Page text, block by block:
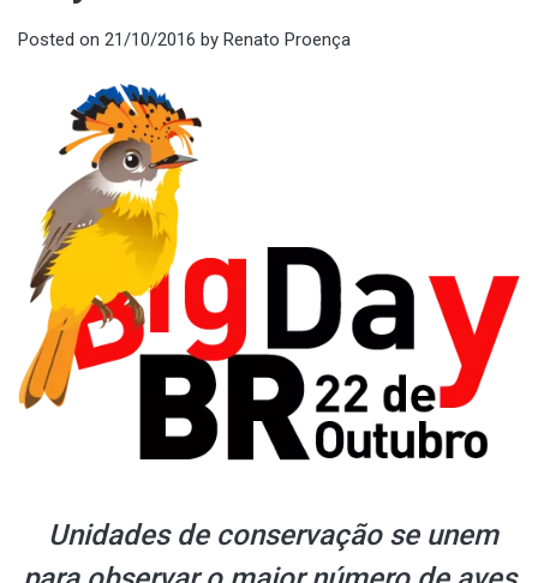
Posted on 21/10/2016 by Renato Proença
Unidades de conservação se unem